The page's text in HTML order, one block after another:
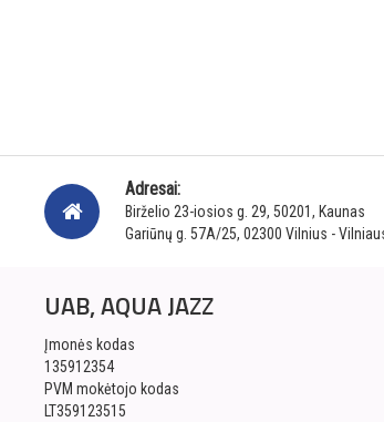
Adresai:
Birželio 23-iosios g. 29, 50201, Kaunas
Gariūnų g. 57A/25, 02300 Vilnius -
UAB, AQUA JAZZ
Įmonės kodas
135912354
PVM mokėtojo kodas
LT359123515